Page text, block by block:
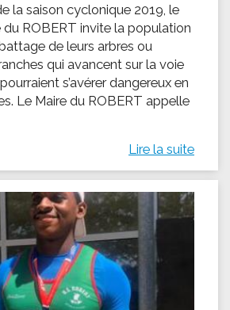
la saison cyclonique 2019, le
du ROBERT invite la population
de leurs arbres ou
qui avancent sur la voie
s’avérer dangereux en
Le Maire du ROBERT appelle
Lire la suite